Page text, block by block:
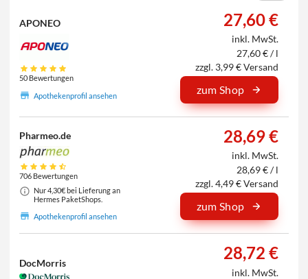
APONEO
50 Bewertungen
Apothekenprofil ansehen
27,60 €
inkl. MwSt.
27,60 € / l
zzgl. 3,99 € Versand
zum Shop
Pharmeo.de
706 Bewertungen
Nur 4,30€ bei Lieferung an
Hermes PaketShops.
Apothekenprofil ansehen
28,69 €
inkl. MwSt.
28,69 € / l
zzgl. 4,49 € Versand
zum Shop
DocMorris
28,72 €
inkl. MwSt.